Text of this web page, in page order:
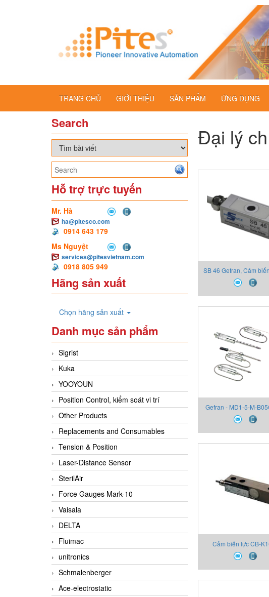
TRANG CHỦ GIỚI THIỆU SẢN PHẨM ỨNG DỤNG
Search
Hỗ trợ trực tuyến
Mr. Hà
ha@pitesco.com
0914 643 179
Ms Nguyệt
services@pitesvietnam.com
0918 805 949
Hãng sản xuất
Chọn hãng sản xuất
Danh mục sản phẩm
Sigrist
Kuka
YOOYOUN
Position Control, kiểm soát vi trí
Other Products
Replacements and Consumables
Tension & Position
Laser-Distance Sensor
SterilAir
Force Gauges Mark-10
Vaisala
DELTA
Fluimac
unitronics
Schmalenberger
Ace-electrostatic
Đại lý
SB 46 Gefran, Cảm
Gefran
Gefran - MD1-5-M-
2130X004X00 cảm
Gefran
Cảm biến lực CB-
2130X000X00 Thiết bị